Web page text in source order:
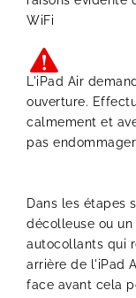
WiFi
L'iPad Air
ouverture.
calmement et
pas
Dans les étapes
décolleuse ou
autocollants qui
arrière de l'iPad
face avant cela